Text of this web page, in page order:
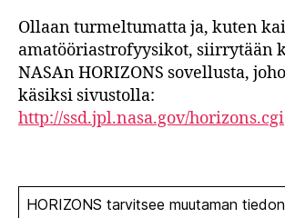
Ollaan turmeltumatta ja, kuten
amatööriastrofyysikot, siirrytään
NASAn HORIZONS sovellusta,
käsiksi sivustolla:
http://ssd.jpl.nasa.gov/horizons.cgi
HORIZONS tarvitsee muutaman